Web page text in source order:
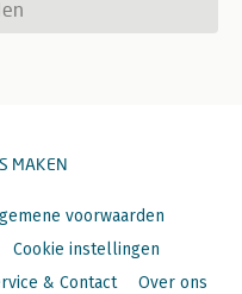
MAKEN
voorwaarden
Cookie instellingen
& Contact Over ons